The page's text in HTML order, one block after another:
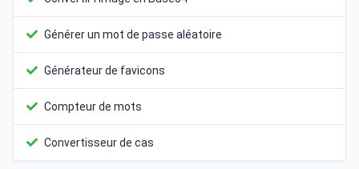
Générer un mot de passe aléatoire
Générateur de favicons
Compteur de mots
Convertisseur de cas